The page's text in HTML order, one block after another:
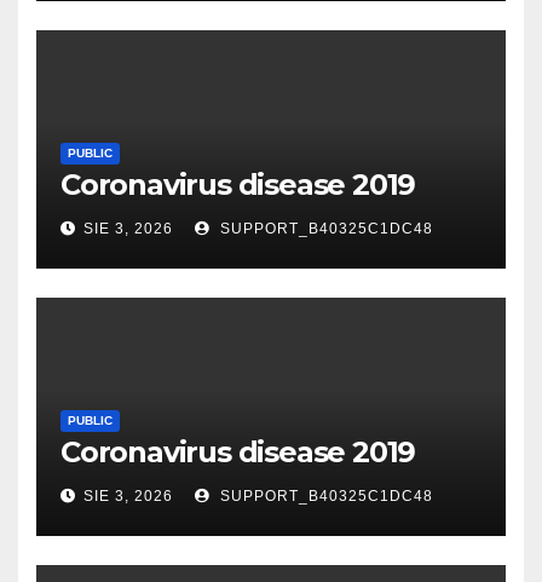
PUBLIC
Coronavirus disease 2019
SIE 3, 2026 SUPPORT_B40325C1DC48
PUBLIC
Coronavirus disease 2019
SIE 3, 2026 SUPPORT_B40325C1DC48